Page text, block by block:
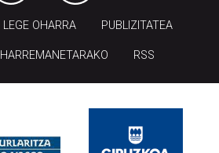
LEGE OHARRA PUBLIZITATEA
HARREMANETARAKO RSS